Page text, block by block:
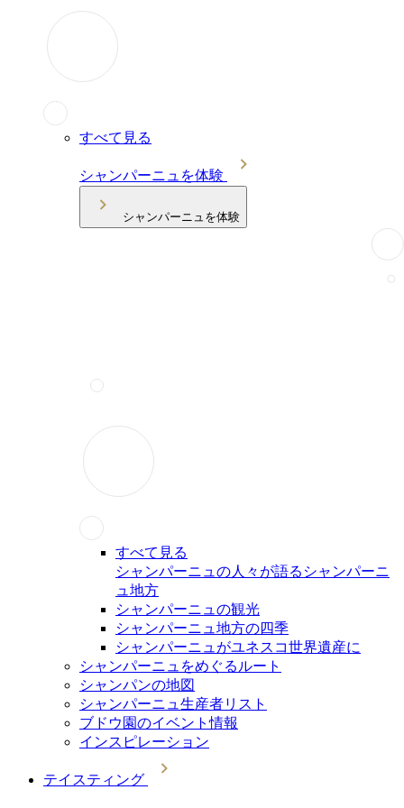
すべて見る
シャンパーニュを体験
シャンパーニュを体験
すべて見る
シャンパーニュの人々が語るシャンパーニ
ュ地方
シャンパーニュの観光
シャンパーニュ地方の四季
シャンパーニュがユネスコ世界遺産に
シャンパーニュをめぐるルート
シャンパンの地図
シャンパーニュ生産者リスト
ブドウ園のイベント情報
インスピレーション
テイスティング